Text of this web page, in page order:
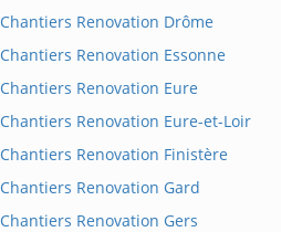
Chantiers Renovation Drôme
Chantiers Renovation Essonne
Chantiers Renovation Eure
Chantiers Renovation Eure-et-Loir
Chantiers Renovation Finistère
Chantiers Renovation Gard
Chantiers Renovation Gers